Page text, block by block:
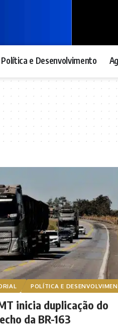
Política e Desenvolvimento
POLÍTICA E
inicia duplicação do
da BR-163